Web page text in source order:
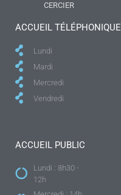
CERCIER
ACCUEIL TÉLÉPHONIQUE
Lundi
Mardi
Mercredi
Vendredi
ACCUEIL PUBLIC
Lundi : 8h30 -
12h